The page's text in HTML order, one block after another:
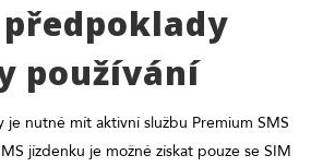
používání
je nutné mít aktivní službu Premium SMS
jízdenku je možné získat pouze se SIM